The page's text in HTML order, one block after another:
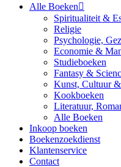
Alle Boeken
Spiritualiteit &
Religie
Psychologie,
Economie &
Studieboeken
Fantasy &
Kunst, Cultuur
Kookboeken
Literatuur,
Alle Boeken
Inkoop boeken
Boekenzoekdienst
Klantenservice
Contact